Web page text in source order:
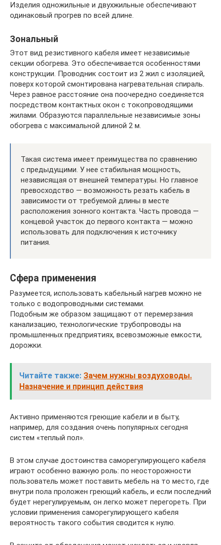
Изделия одножильные и двухжильные обеспечивают
одинаковый прогрев по всей длине.
Зональный
Этот вид резистивного кабеля имеет независимые
секции обогрева. Это обеспечивается особенностями
конструкции. Проводник состоит из 2 жил с изоляцией,
поверх которой смонтирована нагревательная спираль.
Через равное расстояние она поочередно соединяется
посредством контактных окон с токопроводящими
жилами. Образуются параллельные независимые зоны
обогрева с максимальной длиной 2 м.
Такая система имеет преимущества по сравнению
с предыдущими. У нее стабильная мощность,
независящая от внешней температуры. Но главное
превосходство — возможность резать кабель в
зависимости от требуемой длины в месте
расположения зонного контакта. Часть провода —
концевой участок до первого контакта — можно
использовать для подключения к источнику
питания.
Сфера применения
Разумеется, использовать кабельный нагрев можно не
только с водопроводными системами.
Подобным же образом защищают от перемерзания
канализацию, технологические трубопроводы на
промышленных предприятиях, всевозможные емкости,
дорожки.
Читайте также: Зачем нужны воздуховоды.
Назначение и принцип действия
Активно применяются греющие кабели и в быту,
например, для создания очень популярных сегодня
систем «теплый пол».
В этом случае достоинства саморегулирующего кабеля
играют особенно важную роль: по неосторожности
пользователь может поставить мебель на то место, где
внутри пола проложен греющий кабель, и если последний
будет нерегулируемым, он легко может перегореть. При
условии применения саморегулирующего кабеля
вероятность такого события сводится к нулю.